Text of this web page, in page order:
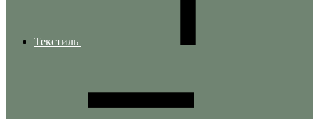
Текстиль